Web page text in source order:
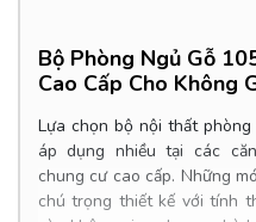
Bộ Phòng Ngủ Gỗ
Cao Cấp Cho Không
Lựa chọn bộ nội thất
áp dụng nhiều tại các
chung cư cao cấp. Những
chú trọng thiết kế với tính